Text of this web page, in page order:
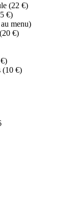
(22 €)
€)
menu)
€)
(10 €)